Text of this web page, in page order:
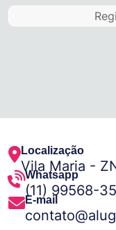
Localização
Vila Maria -
Whatsapp
(11) 99568-
E-mail